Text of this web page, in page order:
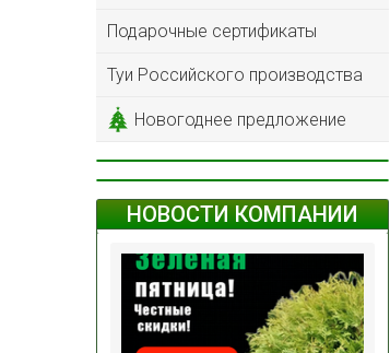
Подарочные сертификаты
Туи Российского производства
Новогоднее предложение
НОВОСТИ КОМПАНИИ